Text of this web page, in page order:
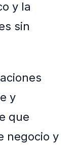
y la
sin
y
que
negocio y